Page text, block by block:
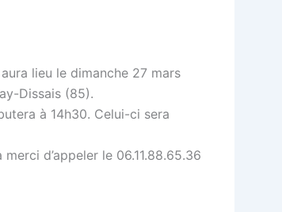
lieu le dimanche 27 mars
Dissais (85).
à 14h30. Celui-ci sera
d’appeler le 06.11.88.65.36